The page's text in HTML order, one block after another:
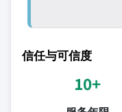
信任与可信度
10+